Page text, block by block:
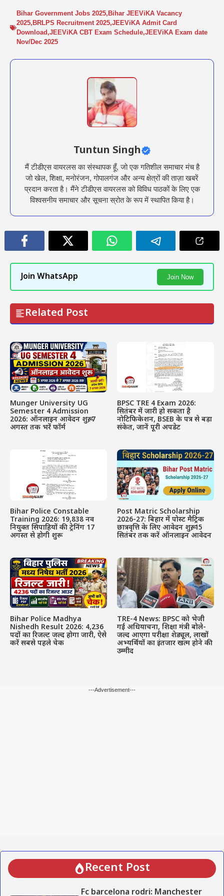
Bihar Government Jobs 2025, Bihar JEEViKA Vacancy
2025, BRLPS Recruitment 2025,JEEViKA Admit Card
Download ,JEEViKA CBT Exam Schedule,JEEViKA Exam date
Nov/Dec 2025
Tuntun Singh
मैं टीडीएस वायरलस का संस्थापक हूँ, जो एक गतिशील समाचार मंच है
जो खेल, शिक्षा, मनोरंजन, गोपालगंज और अन्य क्षेत्रों की ताज़ा खबरें
प्रदान करता है। मैंने टीडीएस वायरलस को विविध पाठकों के लिए एक
विश्वसनीय समाचार और सूचना स्रोत के रूप में स्थापित किया है।
Join WhatsApp Join Now
Related Post
Munger University UG
Semester 4 Admission
2026: ऑनलाइन आवेदन शुरू, 7
अगस्त तक भरें फॉर्म
BPSC TRE 4 Exam 2026:
सितंबर में जारी हो सकता है
नोटिफिकेशन, BSEB के पत्र से बड़ा
संकेत, जानें पूरी अपडेट
Bihar Police Constable
Training 2026: 19,838 नव
नियुक्त सिपाहियों की ट्रेनिंग 17
अगस्त से होगी शुरू
Post Matric Scholarship
2026-27: बिहार में पोस्ट मैट्रिक
छात्रवृत्ति के लिए आवेदन शुरू, 15
सितंबर तक करें ऑनलाइन आवेदन
Bihar Police Madhya
Nishedh Result 2026: 4,236
पदों का रिजल्ट जल्द होगा जारी, ऐसे
करें सबसे पहले चेक
TRE-4 News: BPSC को भेजी
गई अधियाचना, शिक्षा मंत्री बोले-
जल्द आएगा परीक्षा शेड्यूल, लाखों
अभ्यर्थियों का इंतजार खत्म होने की
उम्मीद
---Advertisement---
Recent Post
Fc barcelona rodri: Manchester